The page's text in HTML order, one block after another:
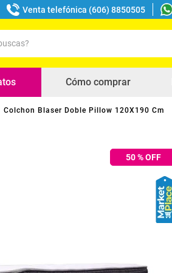
Venta telefónica (606) 8850505
Cómo comprar
Colchon Blaser Doble Pillow 120X190 Cm
50% OFF
buscados